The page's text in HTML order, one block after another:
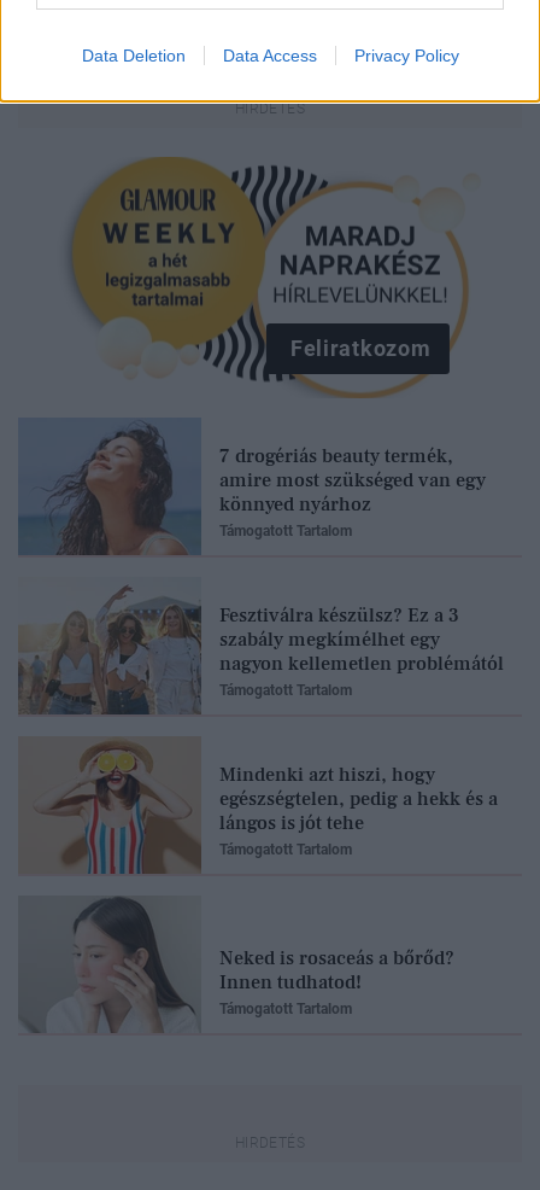
Data Deletion Data Access Privacy Policy
Feliratkozom
7 drogériás beauty termék,
amire most szükséged van egy
könnyed nyárhoz
Támogatott Tartalom
Fesztiválra készülsz? Ez a 3
szabály megkímélhet egy
nagyon kellemetlen problémától
Támogatott Tartalom
Mindenki azt hiszi, hogy
egészségtelen, pedig a hekk és a
lángos is jót tehe
Támogatott Tartalom
Neked is rosaceás a bőrőd?
Innen tudhatod!
Támogatott Tartalom